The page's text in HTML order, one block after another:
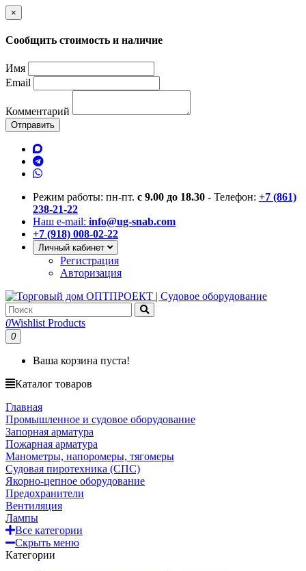
×
Сообщить стоимость и наличие
Имя
Email
Комментарий
Отправить
Режим работы: пн-пт. с 9.00 до 18.30 - Телефон: +7 (861)
238-21-22
Наш e-mail: info@ug-snab.com
+7 (918) 008-02-22
Личный кабинет
Регистрация
Авторизация
0Wishlist Products
0
Ваша корзина пуста!
Каталог товаров
Главная
Промышленное и судовое оборудование
Запорная арматура
Пожарная арматура
Манометры, напоромеры, тягомеры
Судовая пиротехника (СПС)
Якорно-цепное оборудование
Предохранители
Вентиляция
Лампы
Все категории
Скрыть меню
Категории